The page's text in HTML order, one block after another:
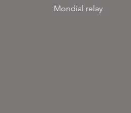
Mondial relay